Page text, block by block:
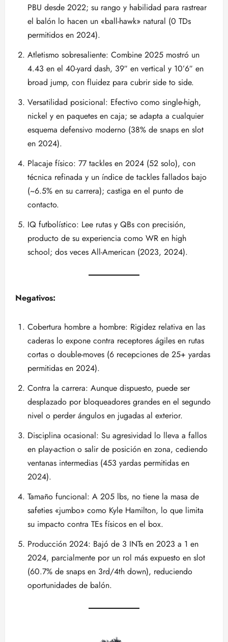
PBU desde 2022; su rango y habilidad para rastrear
el balón lo hacen un «ball-hawk» natural (0 TDs
permitidos en 2024).
Atletismo sobresaliente: Combine 2025 mostró un
4.43 en el 40-yard dash, 39″ en vertical y 10’6″ en
broad jump, con fluidez para cubrir side to side.
Versatilidad posicional: Efectivo como single-high,
nickel y en paquetes en caja; se adapta a cualquier
esquema defensivo moderno (38% de snaps en slot
en 2024).
Placaje físico: 77 tackles en 2024 (52 solo), con
técnica refinada y un índice de tackles fallados bajo
(~6.5% en su carrera); castiga en el punto de
contacto.
IQ futbolístico: Lee rutas y QBs con precisión,
producto de su experiencia como WR en high
school; dos veces All-American (2023, 2024).
Negativos:
Cobertura hombre a hombre: Rigidez relativa en las
caderas lo expone contra receptores ágiles en rutas
cortas o double-moves (6 recepciones de 25+ yardas
permitidas en 2024).
Contra la carrera: Aunque dispuesto, puede ser
desplazado por bloqueadores grandes en el segundo
nivel o perder ángulos en jugadas al exterior.
Disciplina ocasional: Su agresividad lo lleva a fallos
en play-action o salir de posición en zona, cediendo
ventanas intermedias (453 yardas permitidas en
2024).
Tamaño funcional: A 205 lbs, no tiene la masa de
safeties «jumbo» como Kyle Hamilton, lo que limita
su impacto contra TEs físicos en el box.
Producción 2024: Bajó de 3 INTs en 2023 a 1 en
2024, parcialmente por un rol más expuesto en slot
(60.7% de snaps en 3rd/4th down), reduciendo
oportunidades de balón.